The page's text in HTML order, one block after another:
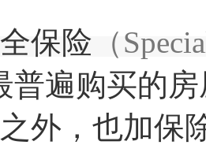
保险 （
普遍购买的
外，也加保